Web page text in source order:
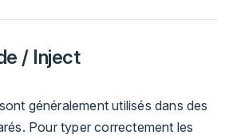
/ Inject
généralement utilisés dans des
Pour typer correctement les